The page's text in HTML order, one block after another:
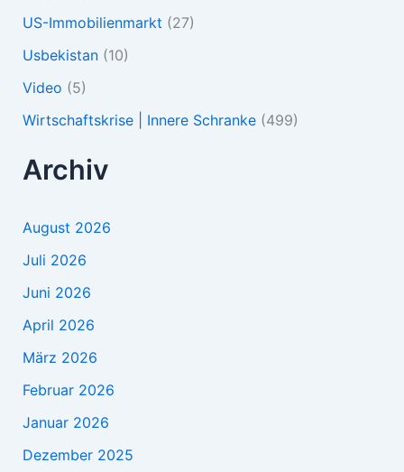
US-Immobilienmarkt (27)
Usbekistan(10)
Video (5)
Wirtschaftskrise | Innere Schranke(499)
Archiv
August 2026
Juli 2026
Juni 2026
April 2026
März 2026
Februar 2026
Januar 2026
Dezember 2025